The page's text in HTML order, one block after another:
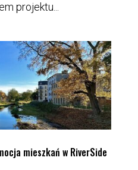
projektu...
mieszkań w RiverSide